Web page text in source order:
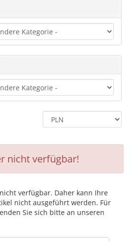
nicht verfügbar!
verfügbar. Daher kann Ihre
nicht ausgeführt werden. Für
Sie sich bitte an unseren